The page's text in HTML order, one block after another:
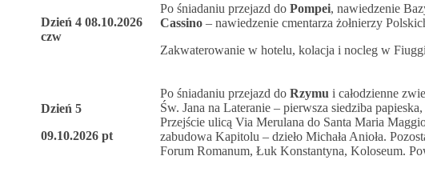
Dzień 4 08.10.2026
czw
Po śniadaniu przejazd do Pompei, nawiedzenie
Cassino – nawiedzenie cmentarza żołnierzy
Zakwaterowanie w hotelu, kolacja i nocleg w
Dzień 5
09.10.2026 pt
Po śniadaniu przejazd do Rzymu i całodzienne
Św. Jana na Lateranie – pierwsza siedziba
Przejście ulicą Via Merulana do Santa Maria
zabudowa Kapitolu – dzieło Michała Anioła.
Forum Romanum, Łuk Konstantyna, Koloseum.